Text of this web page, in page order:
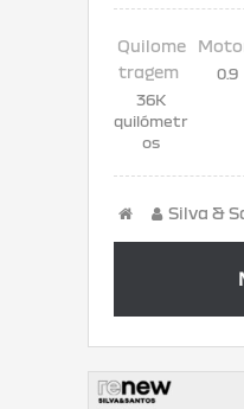
36K
quilómetr
os
0.9
Silva &